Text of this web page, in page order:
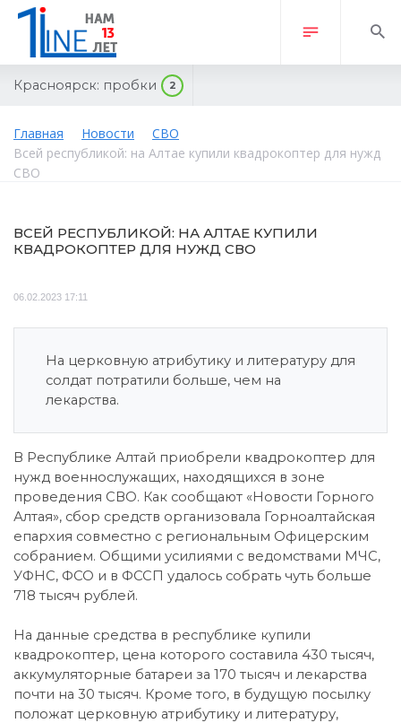
Красноярск: пробки 2
Главная Новости
СВО
Всей республикой: на Алтае купили квадрокоптер для нужд
СВО
ВСЕЙ РЕСПУБЛИКОЙ: НА АЛТАЕ КУПИЛИ
КВАДРОКОПТЕР ДЛЯ НУЖД СВО
06.02.2023 17:11
На церковную атрибутику и литературу для
солдат потратили больше, чем на
лекарства.
В Республике Алтай приобрели квадрокоптер для
нужд военнослужащих, находящихся в зоне
проведения СВО. Как сообщают «Новости Горного
Алтая», сбор средств организовала Горноалтайская
епархия совместно с региональным Офицерским
собранием. Общими усилиями с ведомствами МЧС,
УФНС, ФСО и в ФССП удалось собрать чуть больше
718 тысяч рублей.
На данные средства в республике купили
квадрокоптер, цена которого составила 430 тысяч,
аккумуляторные батареи за 170 тысяч и лекарства
почти на 30 тысяч. Кроме того, в будущую посылку
положат церковную атрибутику и литературу,